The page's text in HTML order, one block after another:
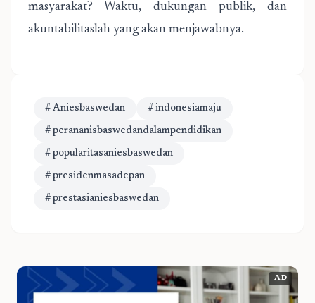
masyarakat? Waktu, dukungan publik, dan
akuntabilitaslah yang akan menjawabnya.
# Aniesbaswedan # indonesiamaju
# perananisbaswedandalampendidikan
# popularitasaniesbaswedan
# presidenmasadepan
# prestasianiesbaswedan
AD